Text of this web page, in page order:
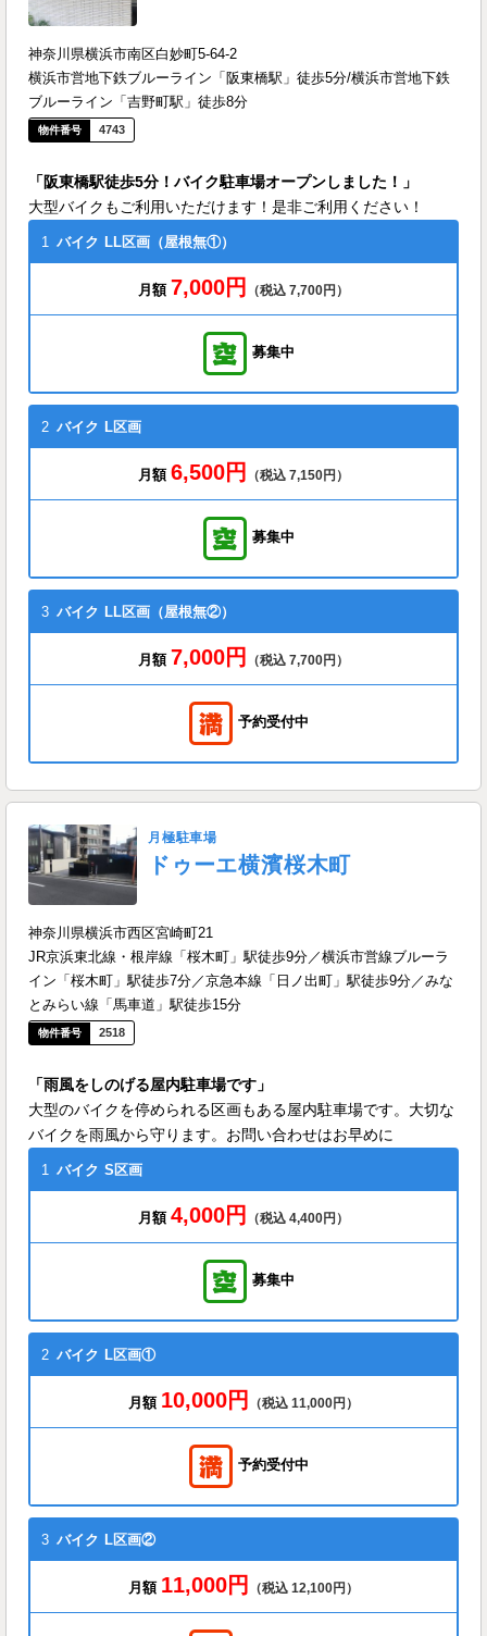
神奈川県横浜市南区白妙町5-64-2
横浜市営地下鉄ブルーライン「阪東橋駅」徒歩5分/横浜市営地下鉄
ブルーライン「吉野町駅」徒歩8分
4743
「阪東橋駅徒歩5分！バイク駐車場オープンしました！」
大型バイクもご利用いただけます！是非ご利用ください！
1 バイク LL区画（屋根無①）
月額 7,000円 （税込 7,700円）
募集中
2 バイク L区画
月額 6,500円 （税込 7,150円）
募集中
3 バイク LL区画（屋根無②）
月額 7,000円 （税込 7,700円）
予約受付中
月極駐車場
ドゥーエ横濱桜木町
神奈川県横浜市西区宮崎町21
JR京浜東北線・根岸線「桜木町」駅徒歩9分／横浜市営線ブルーラ
イン「桜木町」駅徒歩7分／京急本線「日ノ出町」駅徒歩9分／みな
とみらい線「馬車道」駅徒歩15分
2518
「雨風をしのげる屋内駐車場です」
大型のバイクを停められる区画もある屋内駐車場です。大切な
バイクを雨風から守ります。お問い合わせはお早めに
1 バイク S区画
月額 4,000円 （税込 4,400円）
募集中
2 バイク L区画①
月額 10,000円 （税込 11,000円）
予約受付中
3 バイク L区画②
月額 11,000円 （税込 12,100円）